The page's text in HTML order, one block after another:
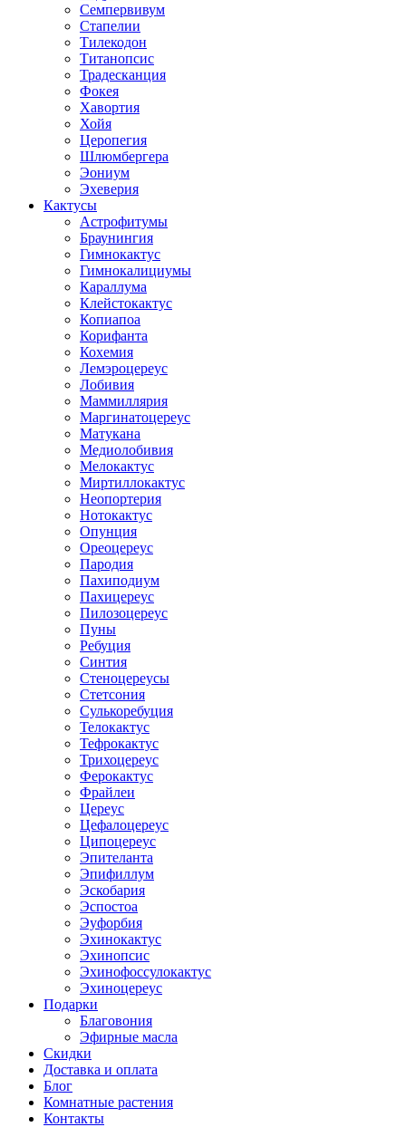
Семпервивум
Стапелии
Тилекодон
Титанопсис
Традесканция
Фокея
Хавортия
Хойя
Церопегия
Шлюмбергера
Эониум
Эхеверия
Кактусы
Астрофитумы
Браунингия
Гимнокактус
Гимнокалициумы
Караллума
Клейстокактус
Копиапоа
Корифанта
Кохемия
Лемэроцереус
Лобивия
Маммиллярия
Маргинатоцереус
Матукана
Медиолобивия
Мелокактус
Миртиллокактус
Неопортерия
Нотокактус
Опунция
Ореоцереус
Пародия
Пахиподиум
Пахицереус
Пилозоцереус
Пуны
Ребуция
Синтия
Стеноцереусы
Стетсония
Сулькоребуция
Телокактус
Тефрокактус
Трихоцереус
Ферокактус
Фрайлеи
Цереус
Цефалоцереус
Ципоцереус
Эпителанта
Эпифиллум
Эскобария
Эспостоа
Эуфорбия
Эхинокактус
Эхинопсис
Эхинофоссулокактус
Эхиноцереус
Подарки
Благовония
Эфирные масла
Скидки
Доставка и оплата
Блог
Комнатные растения
Контакты